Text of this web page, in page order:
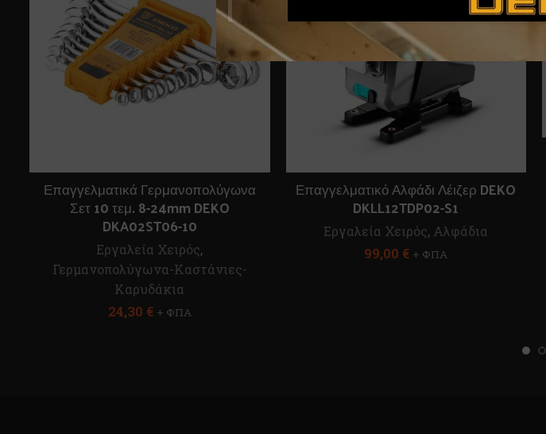
Επαγγελματικά Γερμανοπολύγωνα
Σετ 10 τεμ. 8-24mm DEKO
DKA02ST06-10
Εργαλεία Χειρός,
Γερμανοπολύγωνα-Καστάνιες-
Καρυδάκια
24,30 € + ΦΠΑ
Επαγγελματικό Αλφάδι Λέιζερ DEKO
DKLL12TDP02-S1
Εργαλεία Χειρός, Αλφάδια
99,00 € + ΦΠΑ